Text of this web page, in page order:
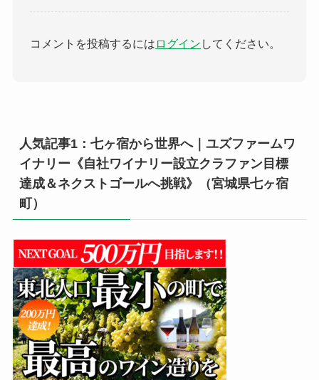
コメントを投稿するには ログイン してください。
人気記事1：七ヶ宿から世界へ｜ユズファームワ
イナリー《自社ワイナリー設立クラファン目標
達成＆ネクストゴールへ挑戦》（宮城県七ヶ宿
町）